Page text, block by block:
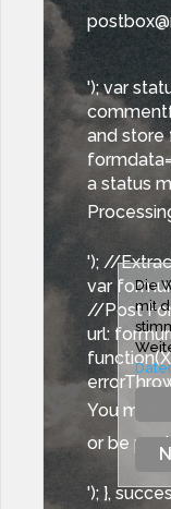
'); var
and store
a status
'); //
var
//Post
url:
You
or be
'); },
Die
mit